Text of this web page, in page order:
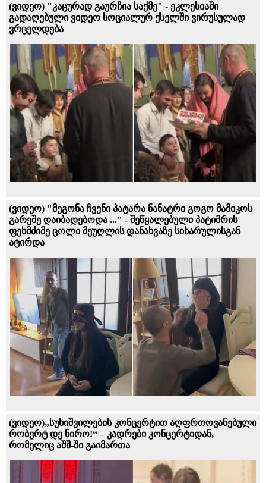
(ვიდეო) "კაცურად გაურჩია საქმე" - ეკლესიაში
გადაღებული ვიდეო სოციალურ ქსელში ვირუსულად
ვრცელდება
(ვიდეო) "მეგონა ჩვენი პატარა ნანატრი გოგო მამიკოს
გარეშე დაიბადებოდა ..." - შეწყალებული პატიმრის
ფეხმძიმე ცოლი მეუღლის დანახვაზე სიხარულისგან
ატირდა
(ვიდეო)„სუხიშვილების კონცერტით აღფრთოვანებული
რობერტ დე ნირო!“ – კადრები კონცერტიდან,
რომელიც აშშ-ში გაიმართა